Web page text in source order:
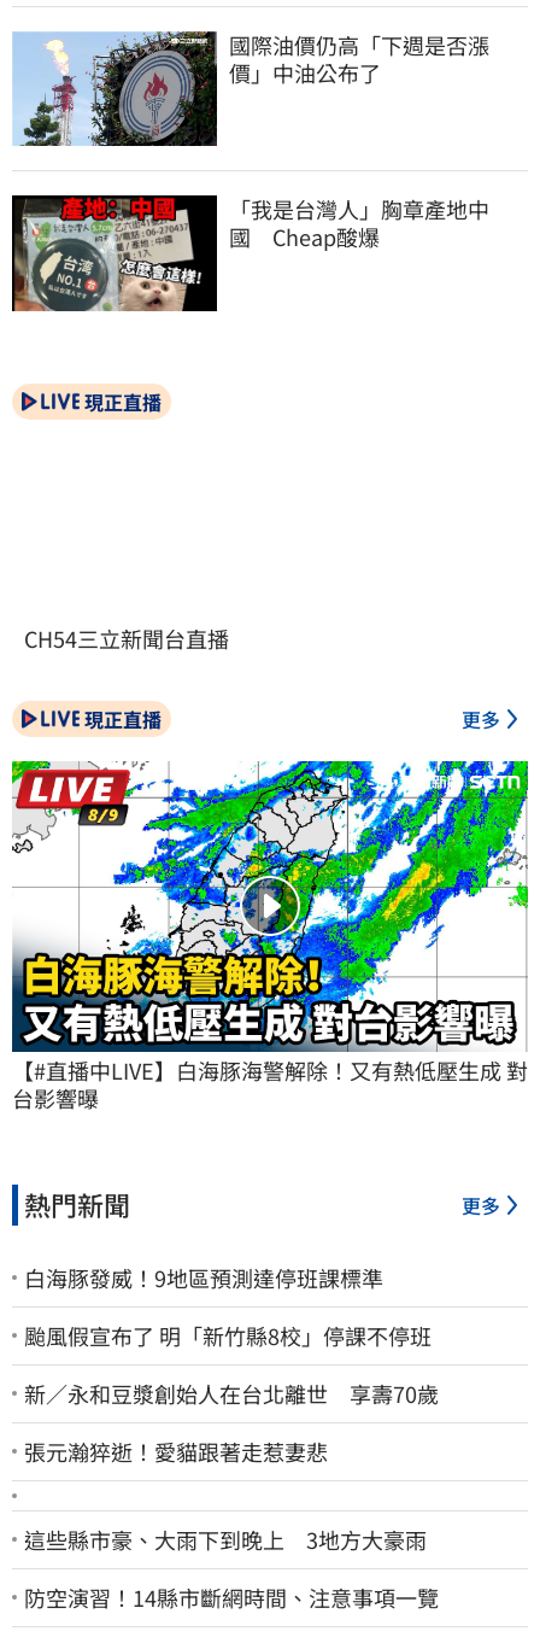
國際油價仍高「下週是否漲
價」中油公布了
「我是台灣人」胸章產地中
國　Cheap酸爆
現正直播
CH54三立新聞台直播
現正直播 更多
【#直播中LIVE】白海豚海警解除！又有熱低壓生成 對
台影響曝
熱門新聞 更多
白海豚發威！9地區預測達停班課標準
颱風假宣布了 明「新竹縣8校」停課不停班
新／永和豆漿創始人在台北離世 享壽70歲
張元瀚猝逝！愛貓跟著走惹妻悲
這些縣市豪、大雨下到晚上 3地方大豪雨
防空演習！14縣市斷網時間、注意事項一覽